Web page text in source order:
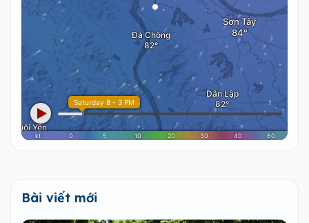
Bài viết mới